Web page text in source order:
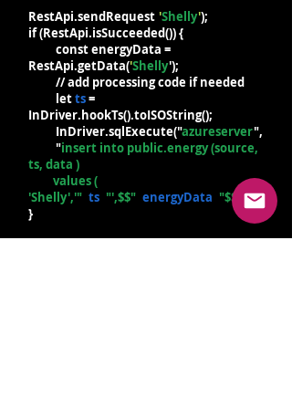
RestApi.sendRequest 'Shelly');
if (RestApi.isSucceeded()) {
const energyData =
RestApi.getData('Shelly');
// add processing code if needed
letts=
InDriver.hookTs().toISOString();
InDriver.sqlExecute("azureserver",
"insert into public.energy (source,
ts, data )
values (
'Shelly','" ts "',$$" energyData "$$);"
}